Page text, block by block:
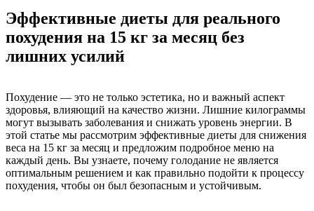
Эффективные диеты для реального
похудения на 15 кг за месяц без
лишних усилий
Похудение — это не только эстетика, но и важный аспект
здоровья, влияющий на качество жизни. Лишние килограммы
могут вызывать заболевания и снижать уровень энергии. В
этой статье мы рассмотрим эффективные диеты для снижения
веса на 15 кг за месяц и предложим подробное меню на
каждый день. Вы узнаете, почему голодание не является
оптимальным решением и как правильно подойти к процессу
похудения, чтобы он был безопасным и устойчивым.